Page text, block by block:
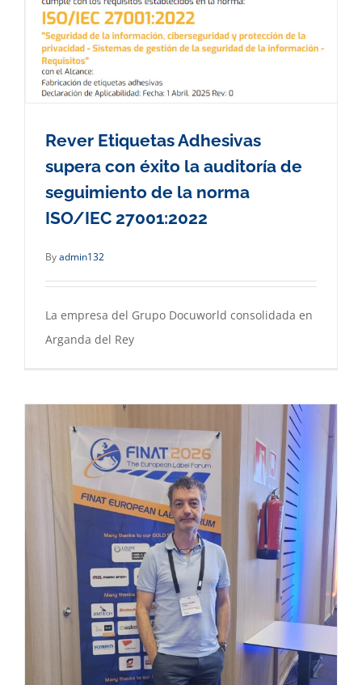
Rever Etiquetas Adhesivas
supera con éxito la auditoría de
seguimiento de la norma
ISO/IEC 27001:2022
Byadmin132
La empresa del Grupo Docuworld consolidada en
Arganda del Rey